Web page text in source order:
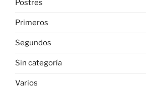
Postres
Primeros
Segundos
Sin categoría
Varios